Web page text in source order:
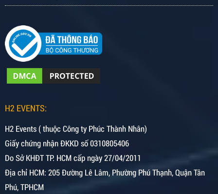
H2 EVENTS:
H2 Events ( thuộc Công ty Phúc Thành Nhân)
Giấy chứng nhận ĐKKD số 0310805406
Do Sở KHĐT TP. HCM cấp ngày 27/04/2011
Địa chỉ HCM: 205 Đường Lê Lâm, Phường Phú Thạnh, Quận Tân
Phú, TPHCM